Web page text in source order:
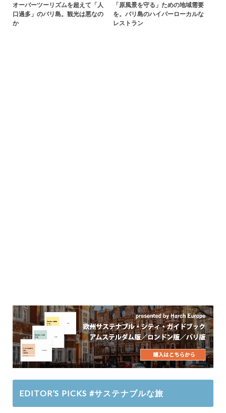
オーバーツーリズムを超えて「人
口過多」のバリ島。観光は悪なの
か
「原風景を守る」ための地域需要
を。バリ島のハイパーローカルな
レストラン
EDITOR’S PICKS #サステナブルな旅